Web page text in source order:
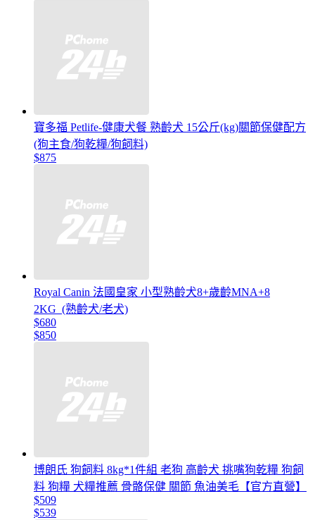
寶多福 Petlife-健康犬餐 熟齡犬 15公斤(kg)關節保健配方
(狗主食/狗乾糧/狗飼料)
$875
Royal Canin 法國皇家 小型熟齡犬8+歲齡MNA+8
2KG_(熟齡犬/老犬)
$680
$850
博朗氏 狗飼料 8kg*1件組 老狗 高齡犬 挑嘴狗乾糧 狗飼
料 狗糧 犬糧推薦 骨骼保健 關節 魚油美毛【官方直營】
$509
$539